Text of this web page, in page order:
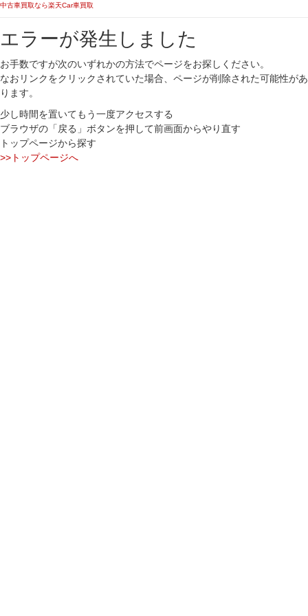
中古車買取なら楽天Car車買取
エラーが発生しました
お手数ですが次のいずれかの方法でページをお探しください。
なおリンクをクリックされていた場合、ページが削除された可能性があ
ります。
少し時間を置いてもう一度アクセスする
ブラウザの「戻る」ボタンを押して前画面からやり直す
トップページから探す
>>トップページへ